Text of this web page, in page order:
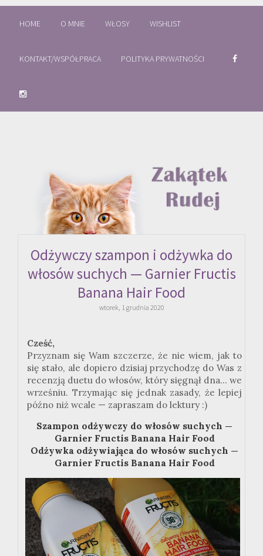
HOME O MNIE WŁOSY WISHLIST
KONTAKT/WSPÓŁPRACA POLITYKA PRYWATNOŚCI
Odżywczy szampon i odżywka do
włosów suchych — Garnier Fructis
Banana Hair Food
wtorek, 1 grudnia 2020
Cześć,
Przyznam się Wam szczerze, że nie wiem, jak to
się stało, ale dopiero dzisiaj przychodzę do Was z
recenzją duetu do włosów, który sięgnął dna... we
wrześniu. Trzymając się jednak zasady, że lepiej
późno niż wcale — zapraszam do lektury :)
Szampon odżywczy do włosów suchych —
Garnier Fructis Banana Hair Food
Odżywka odżywiająca do włosów suchych —
Garnier Fructis Banana Hair Food